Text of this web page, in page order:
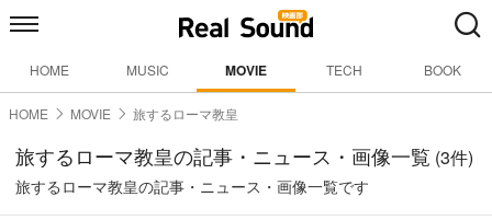
HOME MUSIC MOVIE TECH BOOK
HOME MOVIE 旅するローマ教皇
旅するローマ教皇の記事・ニュース・画像一覧 (3件)
旅するローマ教皇の記事・ニュース・画像一覧です